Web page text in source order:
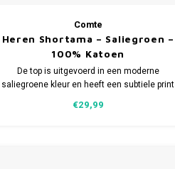
Comte
Heren Shortama – Saliegroen –
100% Katoen
De top is uitgevoerd in een moderne
saliegroene kleur en heeft een subtiele print
wind”, wat zorgt voor een rustige en zomerse
€29,99